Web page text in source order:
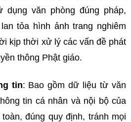
dụng văn phòng đúng pháp,
tỏa hình ảnh trang nghiêm
kịp thời xử lý các vấn đề phát
thông Phật giáo.
tin: Bao gồm dữ liệu từ văn
tin cá nhân và nội bộ của
đúng quy định, tránh mọi